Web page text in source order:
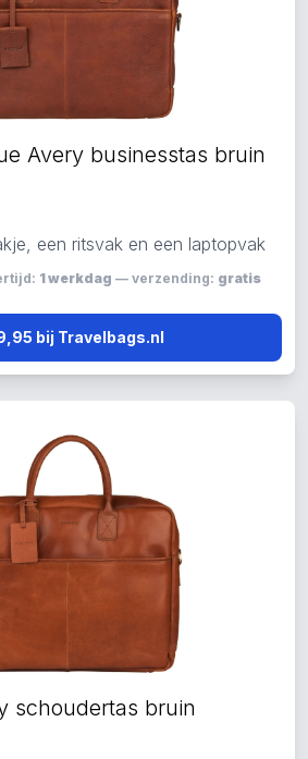
Avery businesstas bruin
een ritsvak en een laptopvak
1 werkdag — verzending: gratis
bij Travelbags.nl
schoudertas bruin